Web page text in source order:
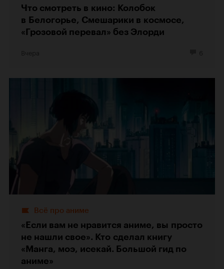
Что смотреть в кино: Колобок
в Белогорье, Смешарики в космосе,
«Грозовой перевал» без Элорди
Всё про аниме
«Если вам не нравится аниме, вы просто
не нашли свое». Кто сделал книгу
«Манга, моэ, исекай. Большой гид по
аниме»